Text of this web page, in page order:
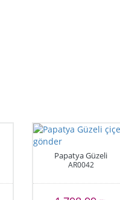
Papatya Güzeli
AR0042